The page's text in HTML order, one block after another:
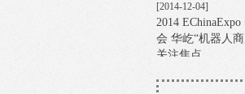
[2014-12-04]
2014
会 华屹“机器人
关注焦点
[2014-11-20]